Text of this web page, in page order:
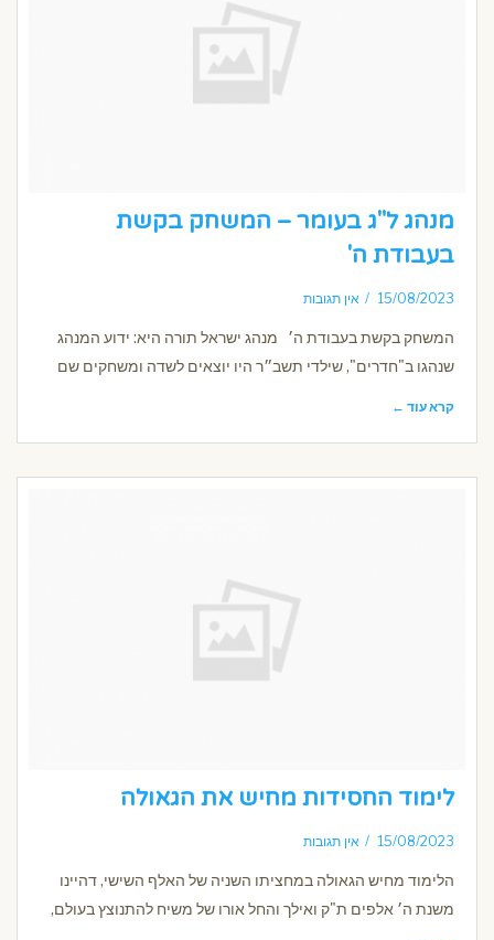
מנהג ל"ג בעומר – המשחק בקשת
בעבודת ה'
15/08/2023 אין תגובות
המשחק בקשת בעבודת ה׳ מנהג ישראל תורה היא: ידוע המנהג
שנהגו ב"חדרים", שילדי תשב״ר היו יוצאים לשדה ומשחקים שם
קרא עוד ←
לימוד החסידות מחיש את הגאולה
15/08/2023 אין תגובות
הלימוד מחיש הגאולה במחציתו השניה של האלף השישי, דהיינו
משנת ה׳ אלפים ת"ק ואילך והחל אורו של משיח להתנוצץ בעולם,